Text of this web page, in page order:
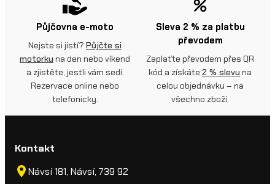
Půjčovna e-moto
Nejste si jistí? Půjčte si
motorku na den nebo víkend
a zjistěte, jestli vám sedí.
Rezervace online nebo
telefonicky.
Sleva 2 % za platbu
převodem
Zaplaťte převodem přes QR
kód a získáte 2 % slevu na
celou objednávku – na
všechno zboží.
Kontakt
Návsí 181, Návsí, 739 92